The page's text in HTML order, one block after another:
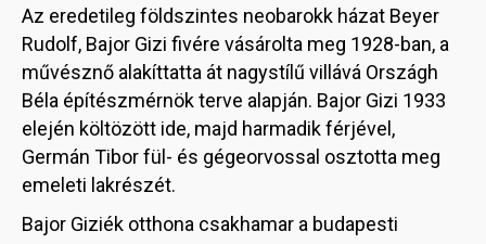
Az eredetileg földszintes neobarokk házat Beyer
Rudolf, Bajor Gizi fivére vásárolta meg 1928-ban, a
művésznő alakíttatta át nagystílű villává Országh
Béla építészmérnök terve alapján. Bajor Gizi 1933
elején költözött ide, majd harmadik férjével,
Germán Tibor fül- és gégeorvossal osztotta meg
emeleti lakrészét.
Bajor Giziék otthona csakhamar a budapesti